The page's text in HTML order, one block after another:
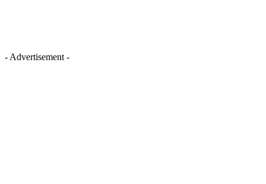
- Advertisement -